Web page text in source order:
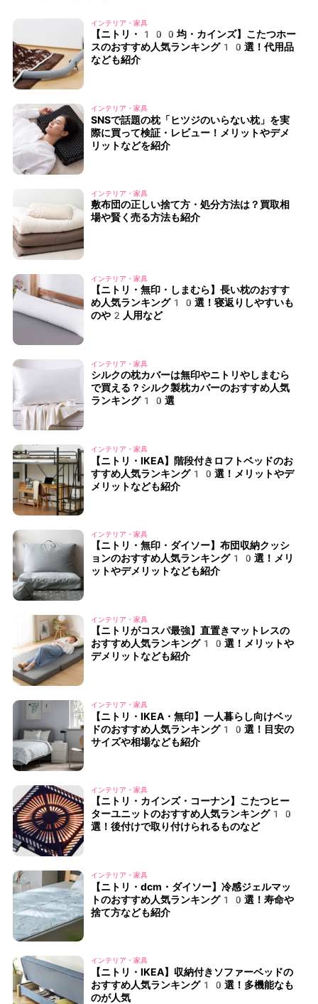
インテリア・家具
【ニトリ・100均・カインズ】こたつホー
スのおすすめ人気ランキング10選！代用品
なども紹介
インテリア・家具
SNSで話題の枕「ヒツジのいらない枕」を実
際に買って検証・レビュー！メリットやデメ
リットなどを紹介
インテリア・家具
敷布団の正しい捨て方・処分方法は？買取相
場や賢く売る方法も紹介
インテリア・家具
【ニトリ・無印・しまむら】長い枕のおすす
め人気ランキング10選！寝返りしやすいも
のや2人用など
インテリア・家具
シルクの枕カバーは無印やニトリやしまむら
で買える？シルク製枕カバーのおすすめ人気
ランキング10選
インテリア・家具
【ニトリ・IKEA】階段付きロフトベッドのお
すすめ人気ランキング10選！メリットやデ
メリットなども紹介
インテリア・家具
【ニトリ・無印・ダイソー】布団収納クッシ
ョンのおすすめ人気ランキング10選！メリ
ットやデメリットなども紹介
インテリア・家具
【ニトリがコスパ最強】直置きマットレスの
おすすめ人気ランキング10選！メリットや
デメリットなども紹介
インテリア・家具
【ニトリ・IKEA・無印】一人暮らし向けベッ
ドのおすすめ人気ランキング10選！目安の
サイズや相場なども紹介
インテリア・家具
【ニトリ・カインズ・コーナン】こたつヒー
ターユニットのおすすめ人気ランキング10
選！後付けで取り付けられるものなど
インテリア・家具
【ニトリ・dcm・ダイソー】冷感ジェルマッ
トのおすすめ人気ランキング10選！寿命や
捨て方なども紹介
インテリア・家具
【ニトリ・IKEA】収納付きソファーベッドの
おすすめ人気ランキング10選！多機能なも
のが人気